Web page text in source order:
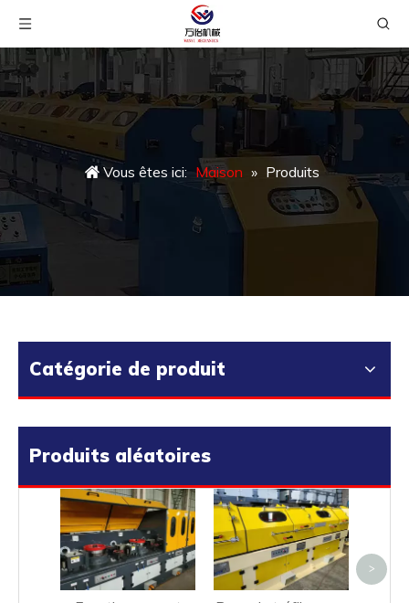
Vous êtes ici: Maison » Produits
Catégorie de produit
Produits aléatoires
>